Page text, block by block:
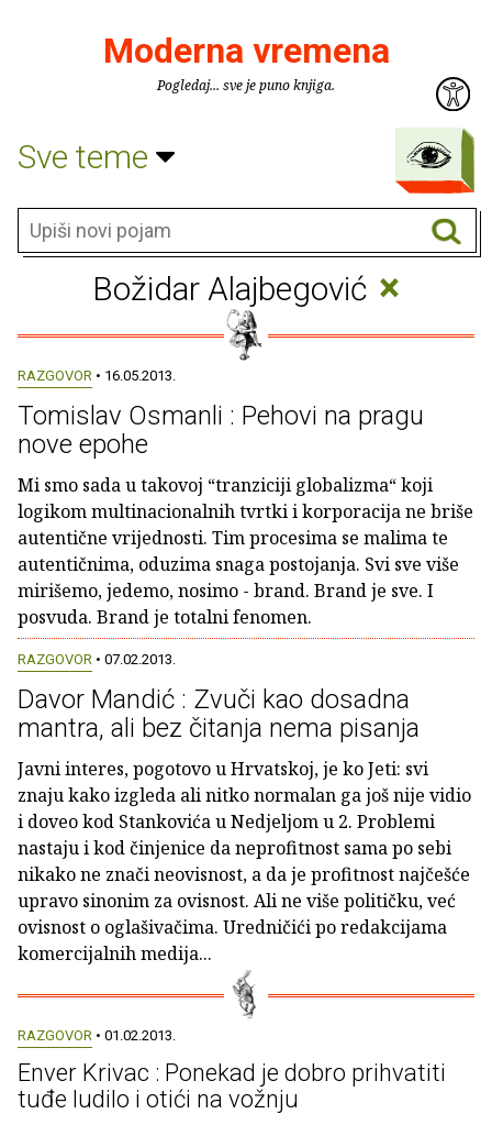
Moderna vremena
Pogledaj... sve je puno knjiga.
Sve teme
Božidar Alajbegović ×
RAZGOVOR • 16.05.2013.
Tomislav Osmanli : Pehovi na pragu
nove epohe
Mi smo sada u takovoj “tranziciji globalizma“ koji
logikom multinacionalnih tvrtki i korporacija ne briše
autentične vrijednosti. Tim procesima se malima te
autentičnima, oduzima snaga postojanja. Svi sve više
mirišemo, jedemo, nosimo - brand. Brand je sve. I
posvuda. Brand je totalni fenomen.
RAZGOVOR • 07.02.2013.
Davor Mandić : Zvuči kao dosadna
mantra, ali bez čitanja nema pisanja
Javni interes, pogotovo u Hrvatskoj, je ko Jeti: svi
znaju kako izgleda ali nitko normalan ga još nije vidio
i doveo kod Stankovića u Nedjeljom u 2. Problemi
nastaju i kod činjenice da neprofitnost sama po sebi
nikako ne znači neovisnost, a da je profitnost najčešće
upravo sinonim za ovisnost. Ali ne više političku, već
ovisnost o oglašivačima. Uredničići po redakcijama
komercijalnih medija...
RAZGOVOR • 01.02.2013.
Enver Krivac : Ponekad je dobro prihvatiti
tuđe ludilo i otići na vožnju